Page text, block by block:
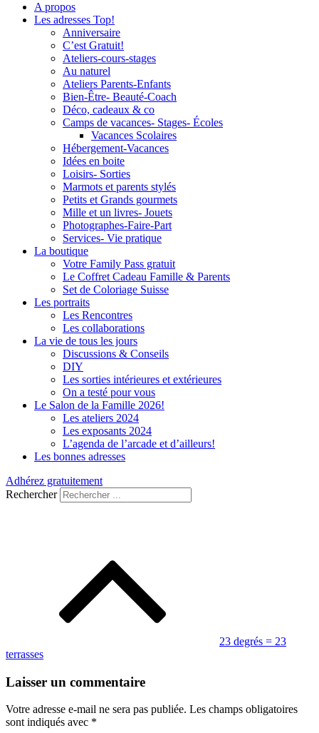
A propos
Les adresses Top!
Anniversaire
C’est Gratuit!
Ateliers-cours-stages
Au naturel
Ateliers Parents-Enfants
Bien-Être- Beauté-Coach
Déco, cadeaux & co
Camps de vacances- Stages- Écoles
Vacances Scolaires
Hébergement-Vacances
Idées en boite
Loisirs- Sorties
Marmots et parents stylés
Petits et Grands gourmets
Mille et un livres- Jouets
Photographes-Faire-Part
Services- Vie pratique
La boutique
Votre Family Pass gratuit
Le Coffret Cadeau Famille & Parents
Set de Coloriage Suisse
Les portraits
Les Rencontres
Les collaborations
La vie de tous les jours
Discussions & Conseils
DIY
Les sorties intérieures et extérieures
On a testé pour vous
Le Salon de la Famille 2026!
Les ateliers 2024
Les exposants 2024
L’agenda de l’arcade et d’ailleurs!
Les bonnes adresses
Adhérez gratuitement
Rechercher
23 degrés = 23
terrasses
Laisser un commentaire
Votre adresse e-mail ne sera pas publiée. Les champs obligatoires
sont indiqués avec *